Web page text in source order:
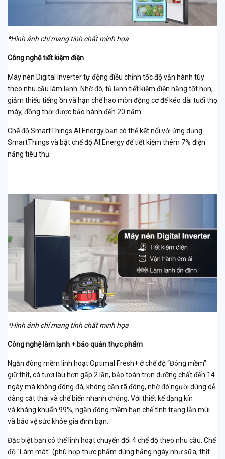
*Hình ảnh chỉ mang tính chất minh họa
Công nghệ tiết kiệm điện
Máy nén Digital Inverter tự động điều chỉnh tốc độ vận hành tùy
theo nhu cầu làm lạnh. Nhờ đó, tủ lạnh tiết kiệm điện năng tốt hơn,
giảm thiểu tiếng ồn và hạn chế hao mòn động cơ để kéo dài tuổi thọ
máy, đồng thời được bảo hành đến 20 năm.
Chế độ SmartThings AI Energy bạn có thể kết nối với ứng dụng
SmartThings và bật chế độ AI Energy để tiết kiệm thêm 7% điện
năng tiêu thụ.
*Hình ảnh chỉ mang tính chất minh họa
Công nghệ làm lạnh + bảo quản thực phẩm
Ngăn đông mềm linh hoạt Optimal Fresh+ ở chế độ “Đông mềm”
giữ thịt, cá tươi lâu hơn gấp 2 lần, bảo toàn trọn dưỡng chất đến 14
ngày mà không đông đá, không cần rã đông, nhờ đó người dùng dễ
dàng cắt thái và chế biến nhanh chóng. Với thiết kế dạng kín
và kháng khuẩn 99%, ngăn đông mềm hạn chế tình trạng lẫn mùi
và bảo vệ sức khỏe gia đình bạn.
Đặc biệt bạn có thể linh hoạt chuyển đổi 4 chế độ theo nhu cầu: Chế
độ "Làm mát" (phù hợp thực phẩm dùng hằng ngày như sữa, thịt